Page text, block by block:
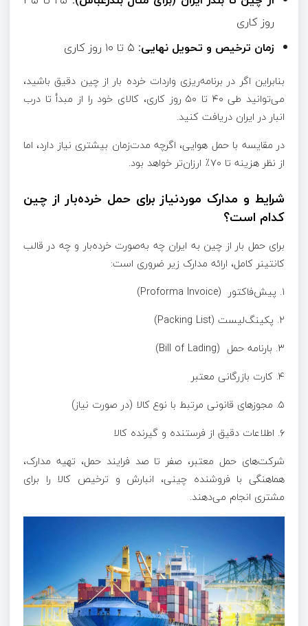
روز کاری
زمان ترخیص و تحویل نهایی:
بنابراین اگر در برنامه‌ریزی واردات خرده بار از چین دقیق باشید،
می‌توانید طی ۴۰ تا ۵۰ روز کاری، کالای خود را از مبدأ تا درب
انبار در ایران دریافت کنید.
در مقایسه با حمل هوایی، اگرچه مدت‌زمان بیشتری نیاز دارد، اما
از نظر هزینه تا ۷۰٪ ارزان‌تر خواهد بود.
شرایط و مدارک موردنیاز برای حمل خرده‌بار از چین
کدام است؟
برای حمل بار از چین به ایران چه به‌صورت خرده‌بار و چه در قالب
کانتینر کامل، ارائه مدارک زیر ضروری است:
۱. پیش‌فاکتور (Proforma Invoice)
۲. پکینگ‌لیست (Packing List)
۳. بارنامه حمل (Bill of Lading)
۴. کارت بازرگانی معتبر
۵. مجوز‌های قانونی مرتبط با نوع کالا (در صورت نیاز)
۶. اطلاعات دقیق از فرستنده و گیرنده کالا
شرکت‌های حمل معتبر، صفر تا صد فرایند حمل، تهیه مدارک،
هماهنگی با فروشنده چینی، انبارش و ترخیص کالا را برای
مشتری انجام می‌دهند.